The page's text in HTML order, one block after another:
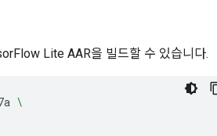
Lite AAR을 빌드할 수 있습니다.
\